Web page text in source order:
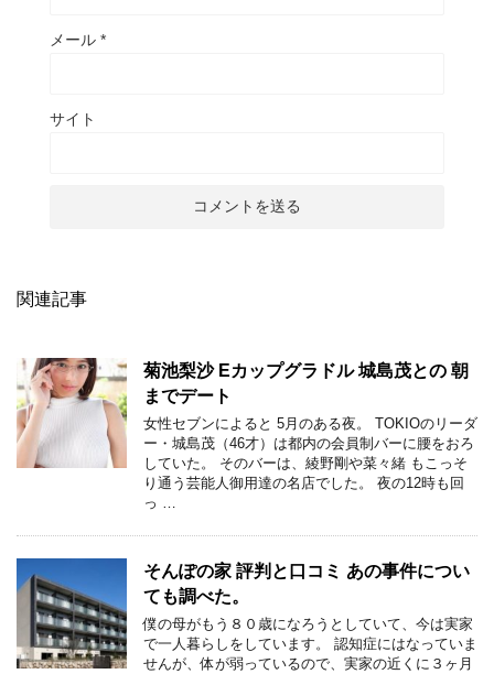
メール *
サイト
関連記事
菊池梨沙 Eカップグラドル 城島茂との 朝
までデート
女性セブンによると 5月のある夜。 TOKIOのリーダ
ー・城島茂（46才）は都内の会員制バーに腰をおろ
していた。 そのバーは、綾野剛や菜々緒 もこっそ
り通う芸能人御用達の名店でした。 夜の12時も回
っ …
そんぽの家 評判と口コミ あの事件につい
ても調べた。
僕の母がもう８０歳になろうとしていて、今は実家
で一人暮らしをしています。 認知症にはなっていま
せんが、体が弱っているので、実家の近くに３ヶ月